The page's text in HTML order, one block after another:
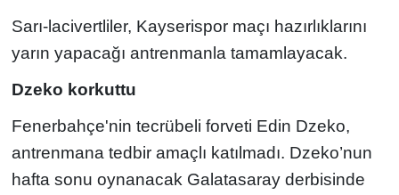
Sarı-lacivertliler, Kayserispor maçı hazırlıklarını
yarın yapacağı antrenmanla tamamlayacak.
Dzeko korkuttu
Fenerbahçe'nin tecrübeli forveti Edin Dzeko,
antrenmana tedbir amaçlı katılmadı. Dzeko’nun
hafta sonu oynanacak Galatasaray derbisinde